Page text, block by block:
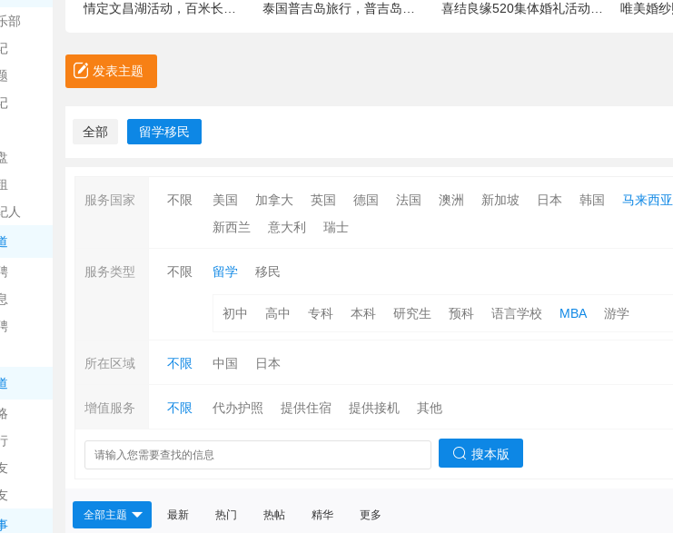
部
人
日
情定文昌湖活动，百米长卷现场绘画、万人签 泰国普吉岛旅行，普吉岛是泰国最大的岛屿 喜结良缘520集体婚礼活动-喜来缘大酒店[合
发表主题
全部 留学移民
服务国家 不限 美国 加拿大 英国 德国 法国 澳洲 新加坡 日本 韩国 马来西亚
新西兰
意大利 瑞士
服务类型 不限 留学 移民
初中 高中 专科 本科 研究生 预科 语言学校 MBA 游学
所在区域 不限 中国 日本
增值服务 不限 代办护照 提供住宿 提供接机 其他
搜本版
全部主题 最新 热门 热帖 精华 更多